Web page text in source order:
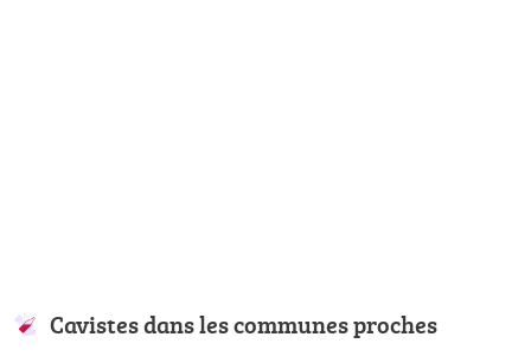
Cavistes dans les communes proches